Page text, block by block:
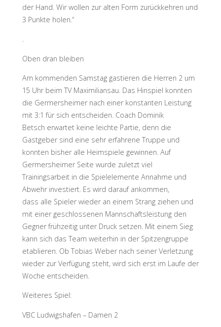
der Hand. Wir wollen zur alten Form zurückkehren und
3 Punkte holen.“
.
Oben dran bleiben
Am kommenden Samstag gastieren die Herren 2 um
15 Uhr beim TV Maximiliansau. Das Hinspiel konnten
die Germersheimer nach einer konstanten Leistung
mit 3:1 für sich entscheiden. Coach Dominik
Betsch erwartet keine leichte Partie, denn die
Gastgeber sind eine sehr erfahrene Truppe und
konnten bisher alle Heimspiele gewinnen. Auf
Germersheimer Seite wurde zuletzt viel
Trainingsarbeit in die Spielelemente Annahme und
Abwehr investiert. Es wird darauf ankommen,
dass alle Spieler wieder an einem Strang ziehen und
mit einer geschlossenen Mannschaftsleistung den
Gegner frühzeitig unter Druck setzen. Mit einem Sieg
kann sich das Team weiterhin in der Spitzengruppe
etablieren. Ob Tobias Weber nach seiner Verletzung
wieder zur Verfügung steht, wird sich erst im Laufe der
Woche entscheiden.
Weiteres Spiel:
VBC Ludwigshafen – Damen 2